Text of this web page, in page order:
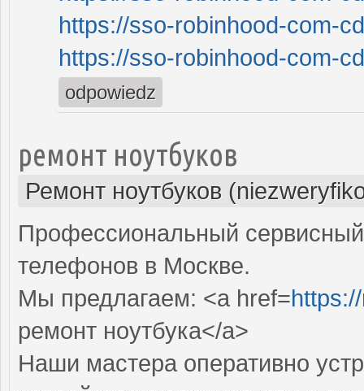
https://sso-robinhood-com-
https://sso-robinhood-com-
odpowiedz
ремонт ноутбуков
Ремонт ноутбуков
Профессиональный
телефонов в Москве.
Мы предлагаем: <a href=
ремонт ноутбука</a>
Наши мастера оперативно